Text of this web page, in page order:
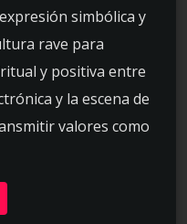
simbólica y
rave para
y positiva entre
y la escena de
valores como